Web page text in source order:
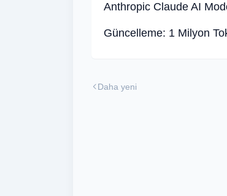
Anthropic Claude AI
Güncelleme: 1 Milyon
Daha yeni